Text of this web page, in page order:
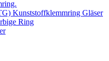
Kunststoffklemmring Gläser
Ring